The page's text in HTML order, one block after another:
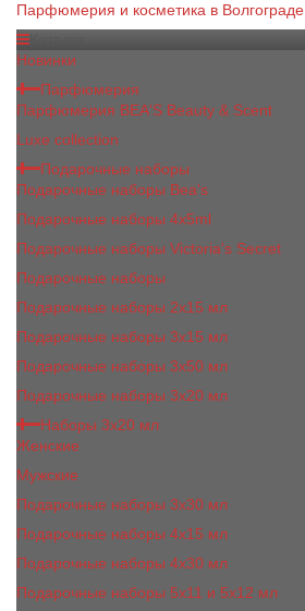
Парфюмерия и косметика в Волгограде
Новинки
Парфюмерия
Парфюмерия BEA'S Beauty & Scent
Luxe collection
Подарочные наборы
Подарочные наборы Bea's
Подарочные наборы 4х5ml
Подарочные наборы Victoria's Secret
Подарочные наборы
Подарочные наборы 2x15 мл
Подарочные наборы 3х15 мл
Подарочные наборы 3x50 мл
Подарочные наборы 3x20 мл
Наборы 3х20 мл
Женские
Мужские
Подарочные наборы 3х30 мл
Подарочные наборы 4x15 мл
Подарочные наборы 4x30 мл
Подарочные наборы 5x11 и 5х12 мл